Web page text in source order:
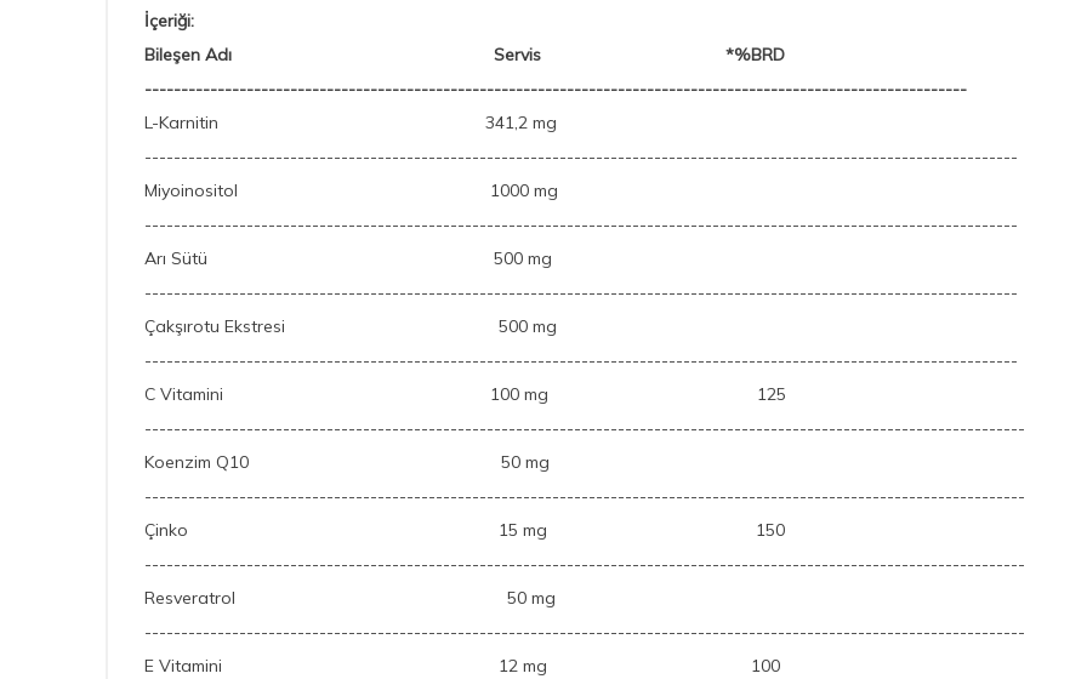
İçeriği:
Bileşen Adı
Servis
*%BRD
-----------------------------------------------------------------------------------------------------------------
L-Karnitin
341,2 mg
------------------------------------------------------------------------------------------------------------------------
Miyoinositol
1000 mg
------------------------------------------------------------------------------------------------------------------------
Arı Sütü
500 mg
------------------------------------------------------------------------------------------------------------------------
Çakşırotu Ekstresi
500 mg
------------------------------------------------------------------------------------------------------------------------
C Vitamini
100 mg
125
-------------------------------------------------------------------------------------------------------------------------
Koenzim Q10
50 mg
-------------------------------------------------------------------------------------------------------------------------
Çinko
15 mg
150
-------------------------------------------------------------------------------------------------------------------------
Resveratrol
50 mg
-------------------------------------------------------------------------------------------------------------------------
E Vitamini
12 mg
100